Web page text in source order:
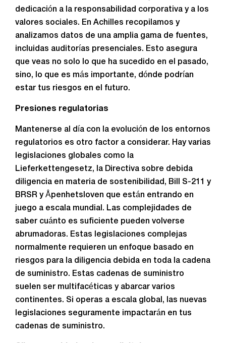
dedicación a la responsabilidad corporativa y a los
valores sociales. En Achilles recopilamos y
analizamos datos de una amplia gama de fuentes,
incluidas auditorías presenciales. Esto asegura
que veas no solo lo que ha sucedido en el pasado,
sino, lo que es más importante, dónde podrían
estar tus riesgos en el futuro.
Presiones regulatorias
Mantenerse al día con la evolución de los entornos
regulatorios es otro factor a considerar. Hay varias
legislaciones globales como la
Lieferkettengesetz, la Directiva sobre debida
diligencia en materia de sostenibilidad, Bill S-211 y
BRSR y Åpenhetsloven que están entrando en
juego a escala mundial. Las complejidades de
saber cuánto es suficiente pueden volverse
abrumadoras. Estas legislaciones complejas
normalmente requieren un enfoque basado en
riesgos para la diligencia debida en toda la cadena
de suministro. Estas cadenas de suministro
suelen ser multifacéticas y abarcar varios
continentes. Si operas a escala global, las nuevas
legislaciones seguramente impactarán en tus
cadenas de suministro.